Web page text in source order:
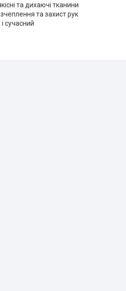
та дихаючі тканини
та захист рук
сучасний